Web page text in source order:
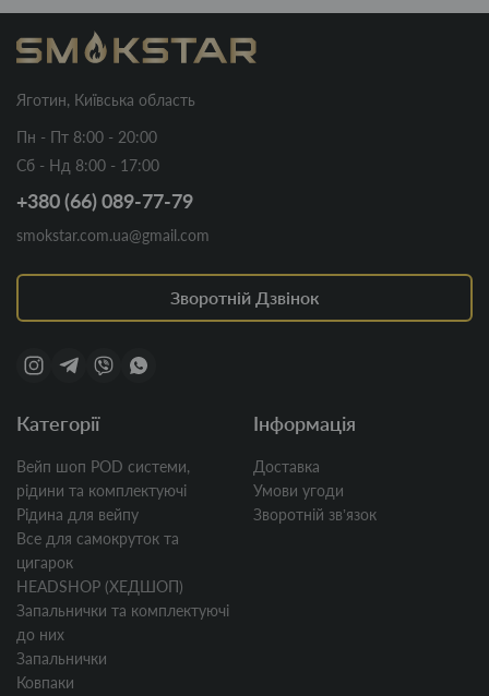
Яготин, Київська область
Пн - Пт 8:00 - 20:00
Сб - Нд 8:00 - 17:00
+380 (66) 089-77-79
smokstar.com.ua@gmail.com
Зворотній Дзвінок
Категорії
Вейп шоп POD системи,
рідини та комплектуючі
Рідина для вейпу
Все для самокруток та
цигарок
HEADSHOP (ХЕДШОП)
Запальнички та комплектуючі
до них
Запальнички
Ковпаки
Інформація
Доставка
Умови угоди
Зворотній звʼязок